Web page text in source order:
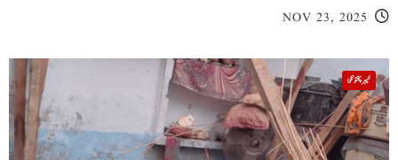
NOV 23, 2025
خیبر پختونخوا